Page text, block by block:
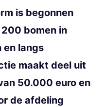
is begonnen
bomen in
en langs
maakt deel uit
50.000 euro en
de afdeling